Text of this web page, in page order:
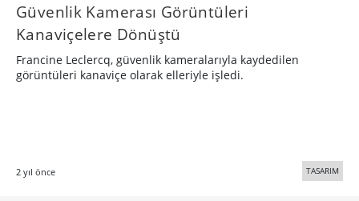
Güvenlik Kamerası Görüntüleri
Kanaviçelere Dönüştü
Francine Leclercq, güvenlik kameralarıyla kaydedilen
görüntüleri kanaviçe olarak elleriyle işledi.
2 yıl önce TASARIM